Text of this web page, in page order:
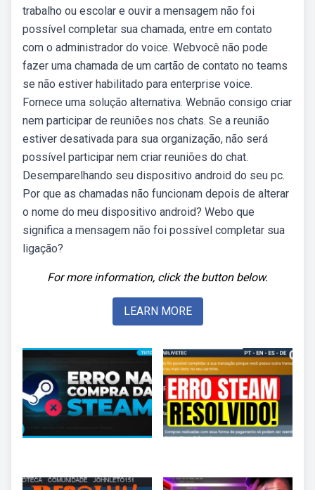
trabalho ou escolar e ouvir a mensagem não foi
possível completar sua chamada, entre em contato
com o administrador do voice. Webvocê não pode
fazer uma chamada de um cartão de contato no teams
se não estiver habilitado para enterprise voice.
Fornece uma solução alternativa. Webnão consigo criar
nem participar de reuniões nos chats. Se a reunião
estiver desativada para sua organização, não será
possível participar nem criar reuniões do chat.
Desemparelhando seu dispositivo android do seu pc.
Por que as chamadas não funcionam depois de alterar
o nome do meu dispositivo android? Webo que
significa a mensagem não foi possível completar sua
ligação?
For more information, click the button below.
LEARN MORE